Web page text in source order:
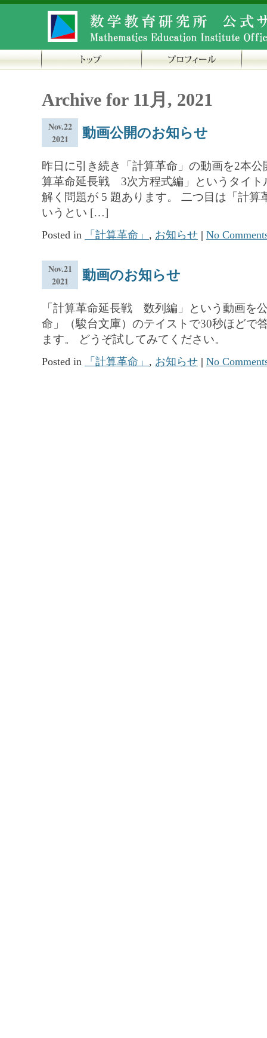
Archive for 11月, 2021
Nov.22
2021
動画公開のお知らせ
昨日に引き続き「計算革命」の動画を2本
算革命延長戦 3次方程式編」というタイト
解く問題が 5 題あります。 二つ目は「計
いうとい […]
Posted in 「計算革命」 , お知らせ | No
Nov.21
2021
動画のお知らせ
「計算革命延長戦 数列編」という動画を
命」（駿台文庫）のテイストで30秒ほどで
ます。 どうぞ試してみてください。
Posted in 「計算革命」 , お知らせ | No